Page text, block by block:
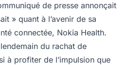
de presse annonçait
» quant à l’avenir de sa
connectée, Nokia Health.
du rachat de
à profiter de l’impulsion que